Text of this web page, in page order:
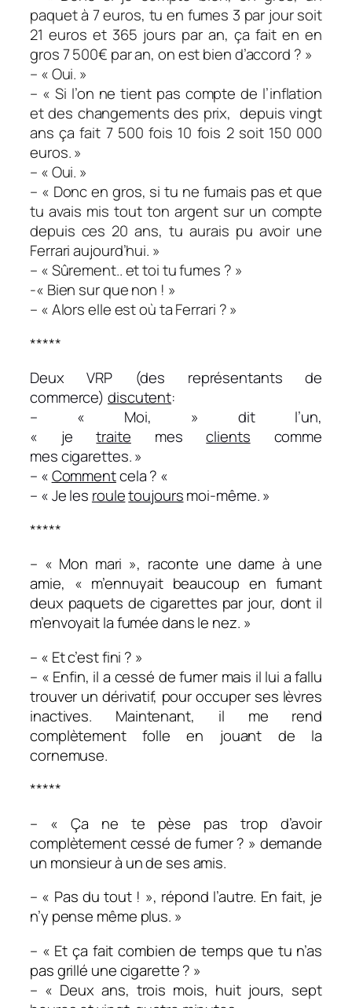
paquet à 7 euros, tu en fumes 3 par jour soit
21 euros et 365 jours par an, ça fait en en
gros 7 500€ par an, on est bien d’accord ? »
– « Oui. »
– « Si l’on ne tient pas compte de l’inflation
et des changements des prix, depuis vingt
ans ça fait 7 500 fois 10 fois 2 soit 150 000
euros. »
– « Oui. »
– « Donc en gros, si tu ne fumais pas et que
tu avais mis tout ton argent sur un compte
depuis ces 20 ans, tu aurais pu avoir une
Ferrari aujourd’hui. »
– « Sûrement.. et toi tu fumes ? »
-« Bien sur que non ! »
– « Alors elle est où ta Ferrari ? »
*****
Deux VRP (des représentants de
commerce) discutent:
– « Moi, » dit l’un,
« jetraite mesclients comme
mescigarettes. »
– «Commentcela ? «
– « Je les rouletoujoursmoi-même. »
*****
– « Mon mari », raconte une dame à une
amie, « m’ennuyait beaucoup en fumant
deux paquets de cigarettes par jour, dont il
m’envoyait la fumée dans le nez. »
– « Et c’est fini ? »
– « Enfin, il a cessé de fumer mais il lui a fallu
trouver un dérivatif, pour occuper ses lèvres
inactives. Maintenant, il me rend
complètement folle en jouant de la
cornemuse.
*****
– « Ça ne te pèse pas trop d’avoir
complètement cessé de fumer ? » demande
un monsieur à un de ses amis.
– « Pas du tout ! », répond l’autre. En fait, je
n’y pense même plus. »
– « Et ça fait combien de temps que tu n’as
pas grillé une cigarette ? »
– « Deux ans, trois mois, huit jours, sept